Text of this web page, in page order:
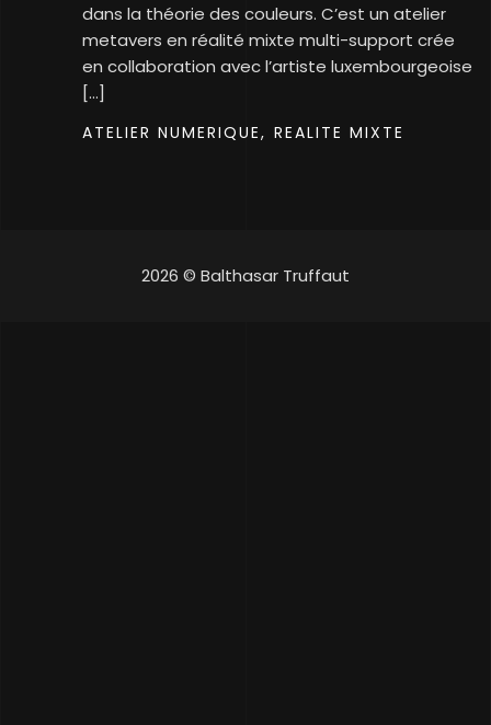
dans la théorie des couleurs. C’est un atelier
metavers en réalité mixte multi-support crée
en collaboration avec l’artiste luxembourgeoise
[…]
ATELIER NUMERIQUE, REALITE MIXTE
2026 © Balthasar Truffaut